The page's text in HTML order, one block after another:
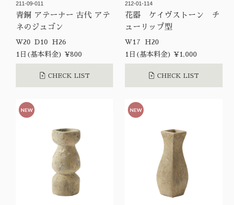
211-09-011
青銅 アテーナー 古代 アテ
ネのジュゴン
W20 D10 H26
1日(基本料金) ¥800
CHECK LIST
212-01-114
花器 ケイヴストーン チ
ューリップ型
W17 H20
1日(基本料金) ¥1,000
CHECK LIST
NEW NEW